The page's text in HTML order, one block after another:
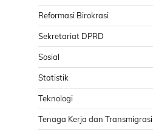
Reformasi Birokrasi
Sekretariat DPRD
Sosial
Statistik
Teknologi
Tenaga Kerja dan Transmigrasi